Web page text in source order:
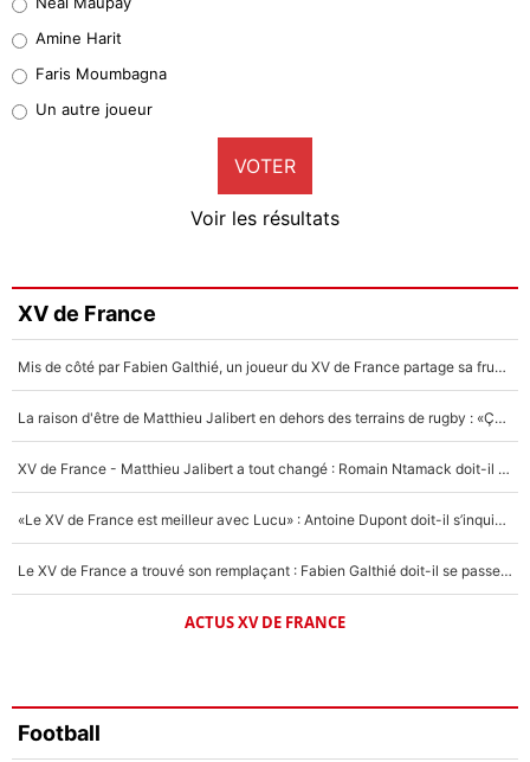
1%
9%
Faris Moumbagna
4%
Un autre joueur
5%
Amine Harit
Faris Moumbagna
Un autre joueur
VOTER
Voir les résultats
XV de France
Mis de côté par Fabien Galthié, un joueur du XV de France partage sa frustration : «ils ne me l’ont pas dit tout de suite»
La raison d'être de Matthieu Jalibert en dehors des terrains de rugby : «Ça m'atteint autant que si tu touches à un membre de ma famille»
XV de France - Matthieu Jalibert a tout changé : Romain Ntamack doit-il s’inquiéter pour sa place à un an de la Coupe du monde ?
«Le XV de France est meilleur avec Lucu» : Antoine Dupont doit-il s’inquiéter pour sa place ?
Le XV de France a trouvé son remplaçant : Fabien Galthié doit-il se passer d'Antoine Dupont ?
ACTUS XV DE FRANCE
Football